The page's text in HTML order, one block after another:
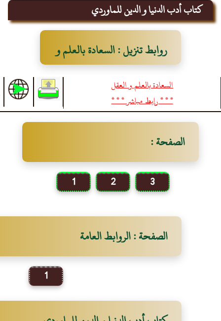
كتاب أدب الدنيا و الدين للماوردي
روابط تنزيل : السعادة بالعلم و
العقل
السعادة بالعلم و العقل
* * * رابط مباشر * * *
الصفحة :
1 2 3
الصفحة : الروابط العامة
1